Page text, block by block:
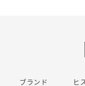
ブランド ヒ